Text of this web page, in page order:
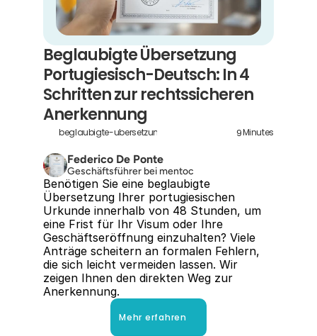
Beglaubigte Übersetzung
Portugiesisch-Deutsch: In 4
Schritten zur rechtssicheren
Anerkennung
beglaubigte-ubersetzung-portugiesisch-deutsch
9Minutes
Federico De Ponte
Geschäftsführer bei mentoc
Benötigen Sie eine beglaubigte
Übersetzung Ihrer portugiesischen
Urkunde innerhalb von 48 Stunden, um
eine Frist für Ihr Visum oder Ihre
Geschäftseröffnung einzuhalten? Viele
Anträge scheitern an formalen Fehlern,
die sich leicht vermeiden lassen. Wir
zeigen Ihnen den direkten Weg zur
Anerkennung.
Mehr erfahren